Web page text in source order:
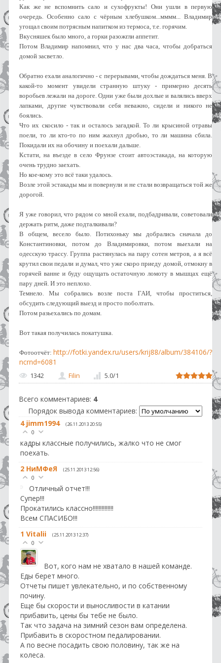
Как же не вспомнить сало и сухофрукты! Они ушли в первую
очередь. Особенно сало с чёрным хлебушком...мммм... Владимир
угощал своим потрясным напитком из термоса, т.е. горячим.
Вкусняшек было много, а горки разожгли аппетит.
Потом Владимир напомнил, что у нас два часа, чтобы добраться
домой засветло.
Обратно ехали аналогично - с перерывами, чтобы дождаться меня. В
какой-то момент увидели странную штуку - примерно десять
воробьев лежали на дороге. Одни уже были дохлые и валялись вверх
лапками, другие чувствовали себя неважно, сидели и никого не
боялись.
Что их скосило - так и осталось загадкой. То ли крысиной отравы
поели, то ли кто-то по ним жахнул дробью, то ли машина сбила.
Покидали их на обочину и поехали дальше.
Кстати, на въезде в село Фрунзе стоит автоэстакада, на которую
очень трудно заехать.
Но кое-кому это всё таки удалось.
Возле этой эстакады мы и повернули и не стали возвращаться той же
дорогой.
Я уже говорил, что рядом со мной ехали, подбадривали, советовали
держать ритм, даже подталкивали?
В общем, весело было. Потихоньку мы добрались сначала до
Константиновки, потом до Владимировки, потом выехали на
одесскую трассу. Группа растянулась на пару сотен метров, а я всё
крутил свои педали и думал, что уже скоро приеду домой, отмокну в
горячей ванне и буду ощущать остаточную ломоту в мышцах ещё
пару дней. И это неплохо.
Темнело. Мы собрались возле поста ГАИ, чтобы проститься,
обсудить следующий выезд и просто поболтать.
Потом разьехались по домам.
Вот такая получилась покатушка.
Фотоотчёт: http://fotki.yandex.ru/users/krij88/album/384106/?
ncrnd=6081
1342 Filin 5.0/1
Всего комментариев: 4
Порядок вывода комментариев:
4 jimm1994 (26.11.2013 20:55)
0
кадры классные получились, жалко что не смог
поехать.
2 НиМФеЯ (25.11.2013 12:56)
0
Отличный отчет!!!
Супер!!!
Прокатились классно!!!!!!!!!!!!!!
Всем СПАСИБО!!!
1 Vitalii (25.11.2013 12:37)
0
Вот, кого нам не хватало в нашей команде.
Еды берет много.
Отчеты пишет увлекательно, и по собственному
почину.
Еще бы скорости и выносливости в катании
прибавить, цены бы тебе не было.
Так что задача на зимний сезон вам определена.
Прибавить в скоростном педалировании.
А по весне посадить свою половину, так же на
колеса.